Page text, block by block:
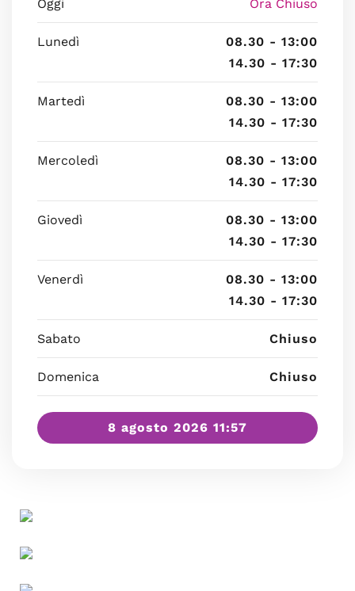
Oggi Ora Chiuso
Lunedì
08.30 - 13:00
14.30 - 17:30
Martedì
08.30 - 13:00
14.30 - 17:30
Mercoledì
08.30 - 13:00
14.30 - 17:30
Giovedì
08.30 - 13:00
14.30 - 17:30
Venerdì
08.30 - 13:00
14.30 - 17:30
Sabato Chiuso
Domenica Chiuso
8 agosto 2026 11:57